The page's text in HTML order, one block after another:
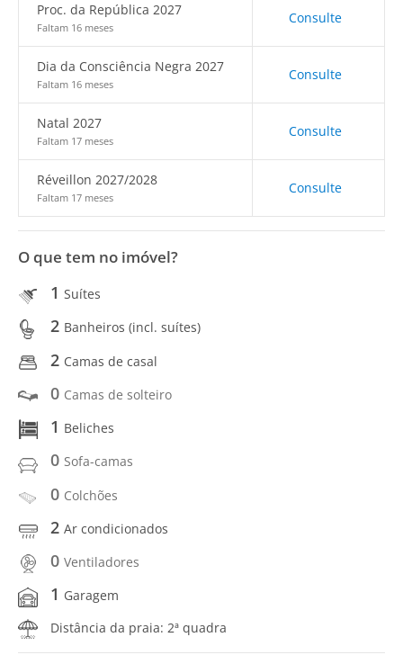
Proc. da República 2027
Faltam 16 meses
Consulte
Dia da Consciência Negra 2027
Faltam 16 meses
Consulte
Natal 2027
Faltam 17 meses
Consulte
Réveillon 2027/2028
Faltam 17 meses
Consulte
O que tem no imóvel?
1 Suítes
2 Banheiros (incl. suítes)
2 Camas de casal
0 Camas de solteiro
1 Beliches
0 Sofa-camas
0 Colchões
2 Ar condicionados
0 Ventiladores
1 Garagem
Distância da praia: 2ª quadra